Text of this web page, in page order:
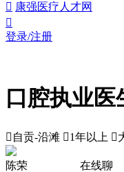
 康强医疗人才网

登录/注册
口腔执业医
 自贡-沿滩 1年以上 
陈荣
在线聊